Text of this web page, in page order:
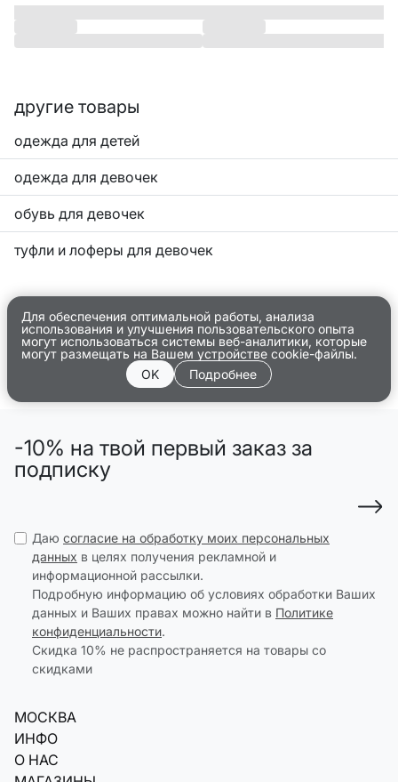
другие товары
одежда для детей
одежда для девочек
обувь для девочек
туфли и лоферы для девочек
Для обеспечения оптимальной работы, анализа
использования и улучшения пользовательского опыта
могут использоваться системы веб-аналитики, которые
могут размещать на Вашем устройстве cookie-файлы.
OK
Подробнее
-10% на твой первый заказ за
подписку
Даю согласие на обработку моих персональных
данных в целях получения рекламной и
информационной рассылки.
Подробную информацию об условиях обработки Ваших
данных и Ваших правах можно найти в Политике
конфиденциальности.
Скидка 10% не распространяется на товары со
скидками
МОСКВА
ИНФО
О НАС